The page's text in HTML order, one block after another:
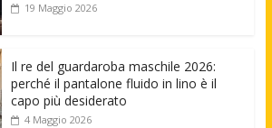
19 Maggio 2026
Il re del guardaroba maschile 2026:
perché il pantalone fluido in lino è il
capo più desiderato
4 Maggio 2026